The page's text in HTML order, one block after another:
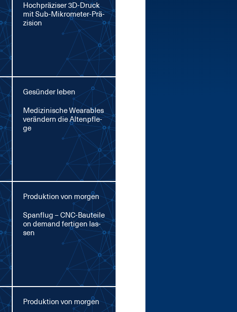
Hoch­prä­zi­ser 3D-Druck
mit Sub-Mi­kro­me­ter-Prä­
zi­si­on
Gesünder leben
Me­di­zi­ni­sche Weara­bles
ver­än­dern die Al­ten­pfle­
ge
Produktion von morgen
Span­flug – CNC-Bau­tei­le
on de­mand fer­ti­gen las­
sen
Produktion von morgen